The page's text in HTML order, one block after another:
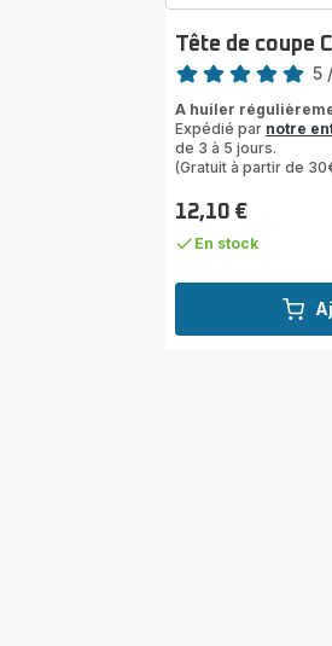
Tête de coupe
Note
5
étoiles
(moyenne)
5
A huiler
Expédié par notre
de 3 à 5 jours.
(Gratuit à partir de
Prix
12,10 €
En stock